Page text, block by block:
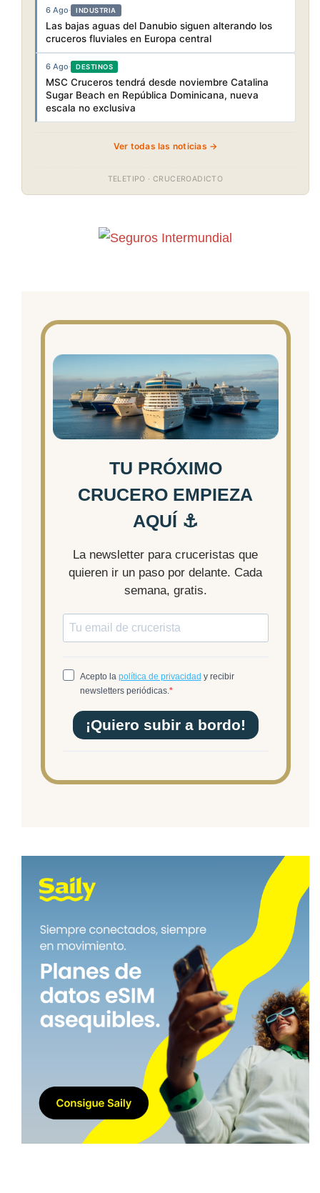
6 Ago· INDUSTRIA
Las bajas aguas del Danubio siguen alterando los
cruceros fluviales en Europa central
6 Ago· DESTINOS
MSC Cruceros tendrá desde noviembre Catalina
Sugar Beach en República Dominicana, nueva
escala no exclusiva
Ver todas las noticias →
TELETIPO · CRUCEROADICTO